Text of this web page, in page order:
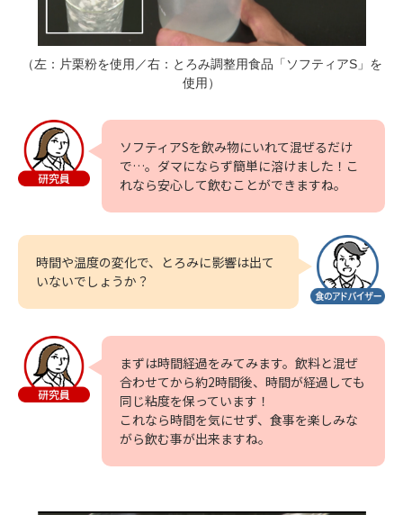
（左：片栗粉を使用／右：とろみ調整用食品「ソフティアS」を
使用）
ソフティアSを飲み物にいれて混ぜるだけ
で…。ダマにならず簡単に溶けました！こ
れなら安心して飲むことができますね。
時間や温度の変化で、とろみに影響は出て
いないでしょうか？
まずは時間経過をみてみます。飲料と混ぜ
合わせてから約2時間後、時間が経過しても
同じ粘度を保っています！
これなら時間を気にせず、食事を楽しみな
がら飲む事が出来ますね。